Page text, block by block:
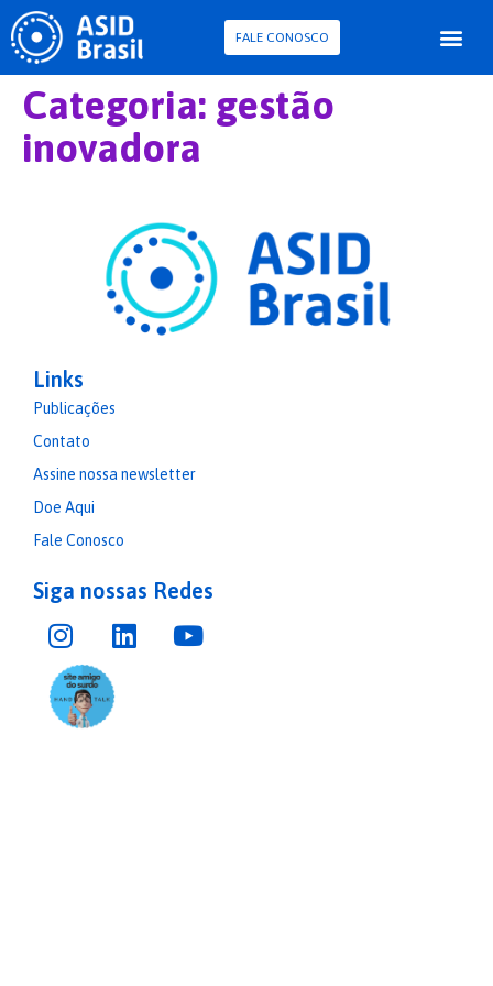
FALE CONOSCO
Categoria: gestão
inovadora
Links
Publicações
Contato
Assine nossa newsletter
Doe Aqui
Fale Conosco
Siga nossas Redes